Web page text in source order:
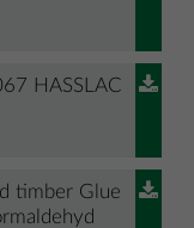
HASSLAC
timber Glue